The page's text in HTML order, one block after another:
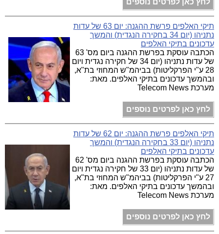
לחץ כאן לפרטים נוספים
תיקי האלפים פרשת ההגנה: יום 63 של עדות
נתניהו (יום 34 בחקירה הנגדית) והמשך
עדכונים בתיקי האלפים
הכתבה עוסקת בפרשת ההגנה ביום מס' 63
של עדות נתניהו (יום 34 של חקירה נגדית ויום
28 ע"י הפרקליטות) בביהמ"ש המחוזי בת"א,
ובהמשך עדכונים בתיקי האלפים. מאת:
מערכת Telecom News
לחץ כאן לפרטים נוספים
תיקי האלפים פרשת ההגנה: יום 62 של עדות
נתניהו (יום 33 בחקירה הנגדית) והמשך
עדכונים בתיקי האלפים
הכתבה עוסקת בפרשת ההגנה ביום מס' 62
של עדות נתניהו (יום 33 של חקירה נגדית ויום
27 ע"י הפרקליטות) בביהמ"ש המחוזי בת"א,
ובהמשך עדכונים בתיקי האלפים. מאת:
מערכת Telecom News
לחץ כאן לפרטים נוספים